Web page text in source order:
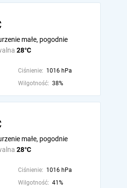
28°C
małe, pogodnie
Ciśnienie: 1016 hPa
Wilgotność: 38%
28°C
małe, pogodnie
Ciśnienie: 1016 hPa
Wilgotność: 41%